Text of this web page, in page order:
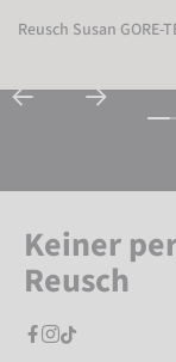
Reusch Susan GORE-
Keiner
Reusch